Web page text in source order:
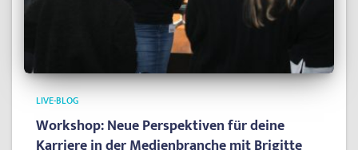
LIVE-BLOG
Workshop: Neue Perspektiven für deine